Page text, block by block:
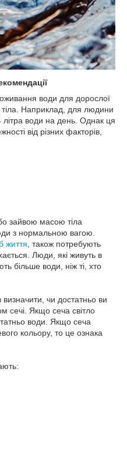
води для дорослої
Наприклад, для людини
літра води на день. Однак ця
від різних факторів,
зайвою масою тіла
з нормальною вагою.
життя , також потребують
Люди, які живуть в
більше води, ніж ті, хто
чи достатньо ви
сечі. Якщо сеча світло
води. Якщо сеча
кольору, то це ознака